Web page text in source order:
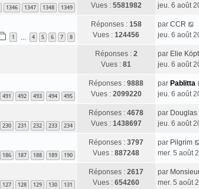
1346 1347 1348 1349
Vues : 5581982
jeu. 6 août
1 4 5 6 7 8
Réponses : 158
Vues :124456
par CCR
jeu. 6 août
Réponses : 2
Vues :81
par Elie
jeu. 6 août
491 492 493 494 495
Réponses :9888
Vues : 2099220
par Pablitta
jeu. 6 août
230 231 232 233 234
Réponses :4678
Vues : 1438697
par Douglas
jeu. 6 août
186 187 188 189 190
Réponses :3797
Vues :887248
par Pilgrim
mer. 5 août
127 128 129 130 131
Réponses :2617
Vues :654260
par
mer. 5 août